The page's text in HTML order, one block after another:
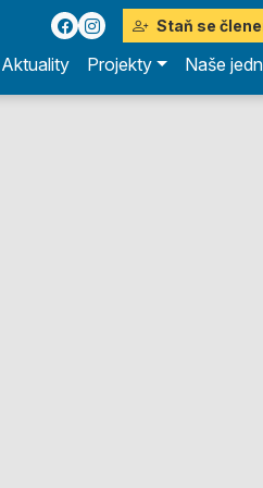
Staň se
Aktuality Projekty Naše